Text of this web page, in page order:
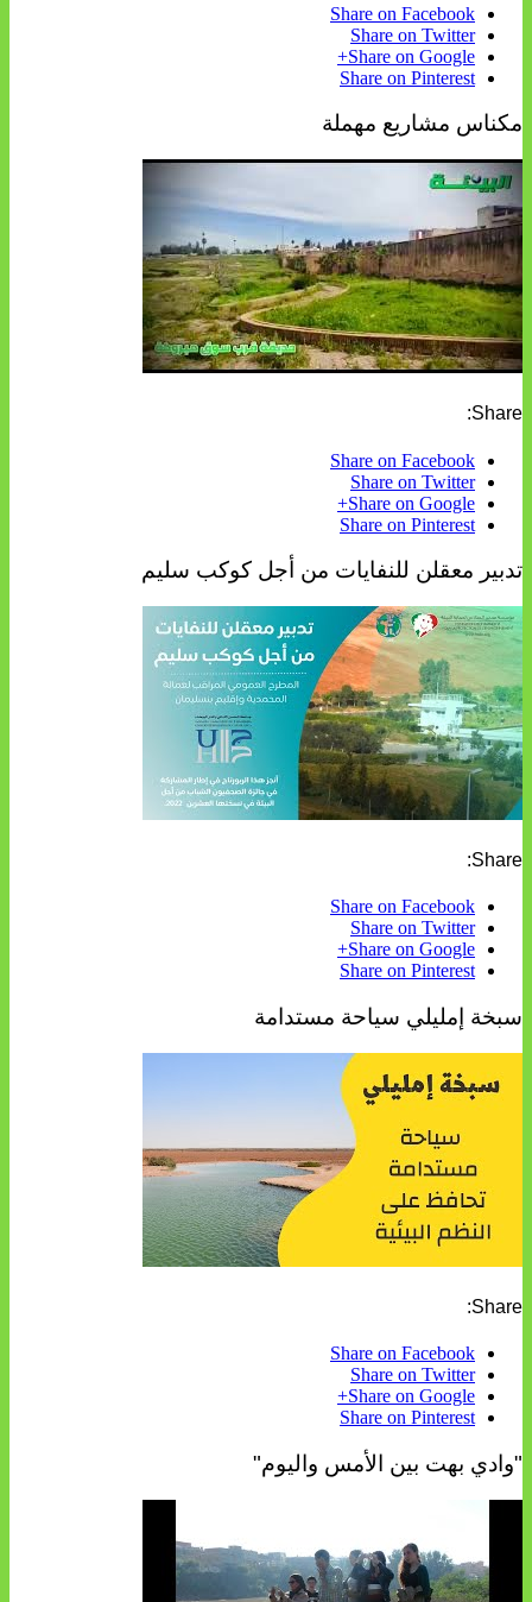
Share on Facebook
Share on Twitter
Share on Google+
Share on Pinterest
مكناس مشاريع مهملة
Share:
Share on Facebook
Share on Twitter
Share on Google+
Share on Pinterest
تدبير معقلن للنفايات من أجل كوكب سليم
Share:
Share on Facebook
Share on Twitter
Share on Google+
Share on Pinterest
سبخة إمليلي سياحة مستدامة
Share:
Share on Facebook
Share on Twitter
Share on Google+
Share on Pinterest
"وادي بهت بين الأمس واليوم"